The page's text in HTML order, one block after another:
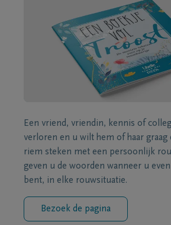
Een vriend, vriendin, kennis of
verloren en u wilt hem of haar graag
riem steken met een persoonlijk
geven u de woorden wanneer u
bent, in elke rouwsituatie.
Bezoek de pagina